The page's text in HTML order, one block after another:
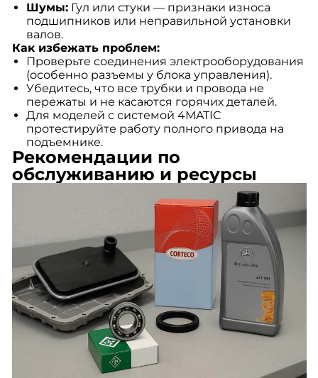
Шумы:Гул или стуки — признаки износа
подшипников или неправильной установки
валов.
Как избежать проблем:
Проверьте соединения электрооборудования
(особенно разъемы у блока управления).
Убедитесь, что все трубки и провода не
пережаты и не касаются горячих деталей.
Для моделей с системой 4MATIC
протестируйте работу полного привода на
подъемнике.
Рекомендации по
обслуживанию и ресурсы